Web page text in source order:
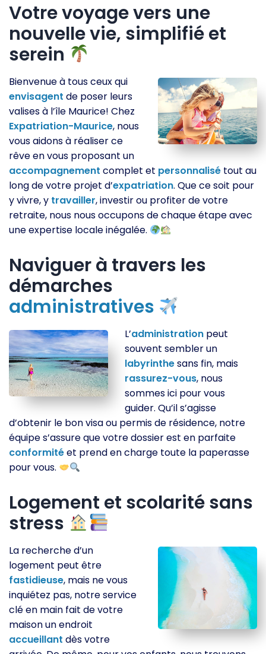
Votre voyage vers une
nouvelle vie, simplifié et
serein
Bienvenue à tous ceux qui
envisagent de poser leurs
valises à l’île Maurice! Chez
Expatriation-Maurice, nous
vous aidons à réaliser ce
rêve en vous proposant un
accompagnement complet et personnalisé tout au
long de votre projet d’expatriation. Que ce soit pour
y vivre, y travailler, investir ou profiter de votre
retraite, nous nous occupons de chaque étape avec
une expertise locale inégalée.
Naviguer à travers les
démarches
administratives
L’administration peut
souvent sembler un
labyrinthesans fin, mais
rassurez-vous, nous
sommes ici pour vous
guider. Qu’il s’agisse
d’obtenir le bon visa ou permis de résidence, notre
équipe s’assure que votre dossier est en parfaite
conformitéet prend en charge toute la paperasse
pour vous.
Logement et scolarité sans
stress
La recherche d’un
logement peut être
fastidieuse, mais ne vous
inquiétez pas, notre service
clé en main fait de votre
maison un endroit
accueillant dès votre